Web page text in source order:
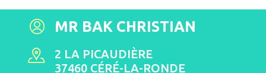
MR BAK CHRISTIAN
2 LA PICAUDIÈRE
37460 CÉRÉ-LA-RONDE